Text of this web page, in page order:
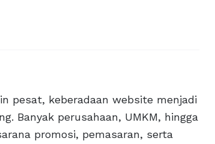
pesat, keberadaan website menjadi
Banyak perusahaan, UMKM, hingga
promosi, pemasaran, serta